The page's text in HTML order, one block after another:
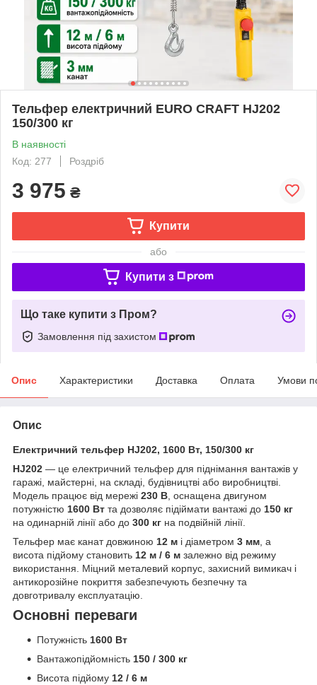
Тельфер електричний EURO CRAFT HJ202
150/300 кг
В наявності
Код: 277
Роздріб
3 975 ₴
Купити
або
Купити з
Що таке купити з Пром?
Замовлення під захистом
Опис Характеристики Доставка Оплата Умови
Опис
Електричний тельфер HJ202, 1600 Вт, 150/300 кг
HJ202 — це електричний тельфер для піднімання вантажів у
гаражі, майстерні, на складі, будівництві або виробництві.
Модель працює від мережі 230 В , оснащена двигуном
потужністю 1600 Вт та дозволяє підіймати вантажі до 150 кг
на одинарній лінії або до 300 кг на подвійній лінії.
Тельфер має канат довжиною 12 м і діаметром 3 мм , а
висота підйому становить 12 м / 6 м залежно від режиму
використання. Міцний металевий корпус, захисний вимикач і
антикорозійне покриття забезпечують безпечну та
довготривалу експлуатацію.
Основні переваги
Потужність 1600 Вт
Вантажопідйомність 150 / 300 кг
Висота підйому 12 / 6 м